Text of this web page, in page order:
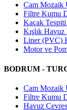
Cam Mozaik
Filtre Kumu
Kaçak Tespiti
Kışlık Havuz
Liner (PVC)
Motor ve
BODRUM -
Cam Mozaik
Filtre Kumu
Havuz